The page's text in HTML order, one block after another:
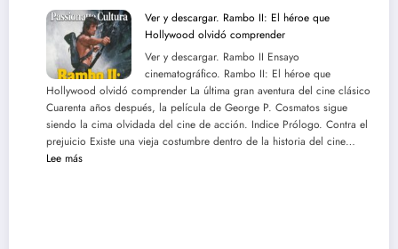
ver
o
descargar
‘Vengadores:
Doomsday’
|
Análisis
lírico
Ver y descargar. Rambo II: El héroe que
Hollywood olvidó comprender
Ver y descargar. Rambo II Ensayo
cinematográfico. Rambo II: El héroe que
Hollywood olvidó comprender La última gran aventura del cine clásico
Cuarenta años después, la película de George P. Cosmatos sigue
siendo la cima olvidada del cine de acción. Indice Prólogo. Contra el
prejuicio Existe una vieja costumbre dentro de la historia del cine…
Lee más: